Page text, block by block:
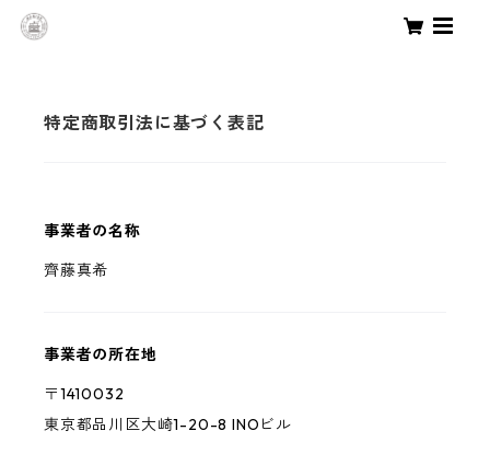
特定商取引法に基づく表記
事業者の名称
齊藤真希
事業者の所在地
〒1410032
東京都品川区大崎1-20-8 INOビル